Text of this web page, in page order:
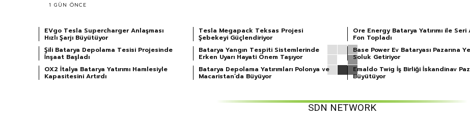
1 GÜN ÖNCE
EVgo Tesla Supercharger Anlaşması
Hızlı Şarjı Büyütüyor
Tesla Megapack Teksas Projesi
Şebekeyi Güçlendiriyor
Ore Energy Batarya Yatırımı ile Seri
Fon Topladı
Şili Batarya Depolama Tesisi Projesinde
İnşaat Başladı
Batarya Yangın Tespiti Sistemlerinde
Erken Uyarı Hayati Önem Taşıyor
Base Power Ev Bataryası Pazarına
Soluk Getiriyor
OX2 İtalya Batarya Yatırımı Hamlesiyle
Kapasitesini Artırdı
Batarya Depolama Yatırımları Polonya ve
Macaristan’da Büyüyor
Emaldo Twig İş Birliği İskandinav
Büyütüyor
SDN NETWORK